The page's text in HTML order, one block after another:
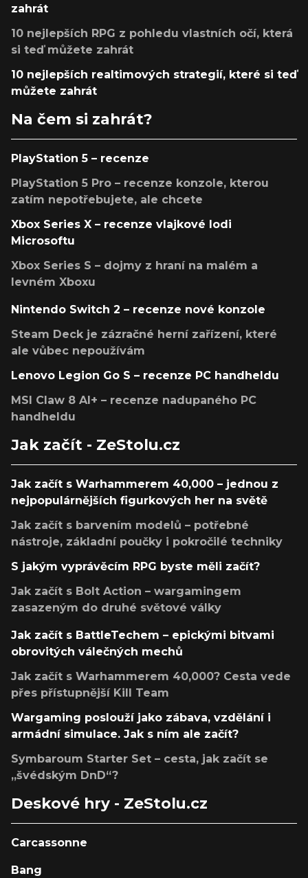
zahrát
10 nejlepších RPG z pohledu vlastních očí, která
si teď můžete zahrát
10 nejlepších realtimových strategií, které si teď
můžete zahrát
Na čem si zahrát?
PlayStation 5 – recenze
PlayStation 5 Pro – recenze konzole, kterou
zatím nepotřebujete, ale chcete
Xbox Series X – recenze vlajkové lodi
Microsoftu
Xbox Series S – dojmy z hraní na malém a
levném Xboxu
Nintendo Switch 2 – recenze nové konzole
Steam Deck je zázračné herní zařízení, které
ale vůbec nepoužívám
Lenovo Legion Go S – recenze PC handheldu
MSI Claw 8 AI+ – recenze nadupaného PC
handheldu
Jak začít - ZeStolu.cz
Jak začít s Warhammerem 40,000 – jednou z
nejpopulárnějších figurkových her na světě
Jak začít s barvením modelů – potřebné
nástroje, základní poučky i pokročilé techniky
S jakým vyprávěcím RPG byste měli začít?
Jak začít s Bolt Action – wargamingem
zasazeným do druhé světové války
Jak začít s BattleTechem – epickými bitvami
obrovitých válečných mechů
Jak začít s Warhammerem 40,000? Cesta vede
přes přístupnější Kill Team
Wargaming poslouží jako zábava, vzdělání i
armádní simulace. Jak s ním ale začít?
Symbaroum Starter Set – cesta, jak začít se
„švédským DnD“?
Deskové hry - ZeStolu.cz
Carcassonne
Bang